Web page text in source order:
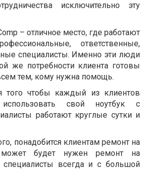
исключительно эту
– отличное место, где работают
ответственные,
специалисты. Именно эти люди
же потребности клиента готовы
тем, кому нужна помощь.
того чтобы каждый из клиентов
свой ноутбук с
работают круглые сутки и
понадобится клиентам ремонт на
будет нужен ремонт на
специалисты всегда и с большой